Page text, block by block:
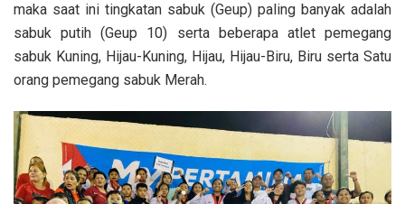
maka saat ini tingkatan sabuk (Geup) paling banyak adalah
sabuk putih (Geup 10) serta beberapa atlet pemegang
sabuk Kuning, Hijau-Kuning, Hijau, Hijau-Biru, Biru serta Satu
orang pemegang sabuk Merah.